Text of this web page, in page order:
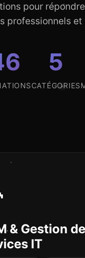
pour
professionnels et
5
CATÉGORIES
& Gestion
IT